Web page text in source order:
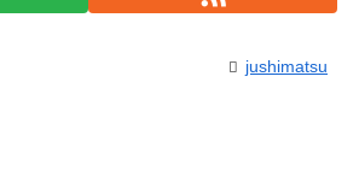
jushimatsu